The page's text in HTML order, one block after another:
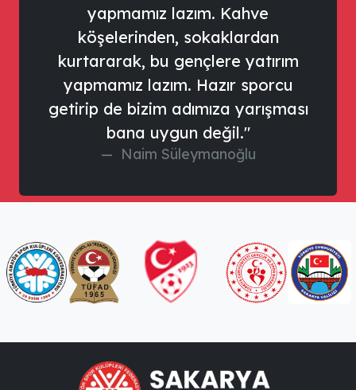
yapmamız lazım. Kahve
köşelerinden, sokaklardan
kurtararak, bu gençlere yatırım
yapmamız lazım. Hazır sporcu
getirip de bizim adımıza yarışması
bana uygun değil."
Naim Süleymanoğlu